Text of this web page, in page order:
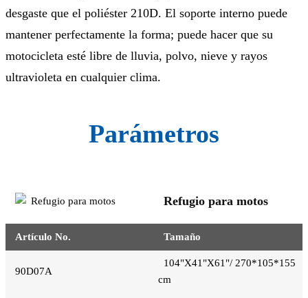
desgaste que el poliéster 210D. El soporte interno puede
mantener perfectamente la forma; puede hacer que su
motocicleta esté libre de lluvia, polvo, nieve y rayos
ultravioleta en cualquier clima.
Parámetros
Refugio para motos
Artículo No. Tamaño
90D07A
104"X41"X61"/ 270*105*155
cm